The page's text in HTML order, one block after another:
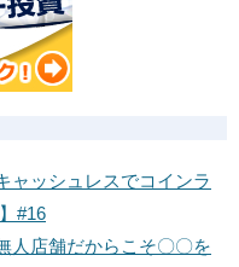
ャッシュレスでコインラ
#16
人店舗だからこそ〇〇を